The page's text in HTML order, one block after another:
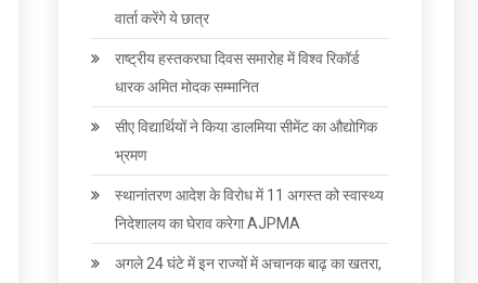
वार्ता करेंगे ये छात्र
राष्ट्रीय हस्तकरघा दिवस समारोह में विश्व रिकॉर्ड
धारक अमित मोदक सम्मानित
सीए विद्यार्थियों ने किया डालमिया सीमेंट का औद्योगिक
भ्रमण
स्थानांतरण आदेश के विरोध में 11 अगस्त को स्वास्थ्य
निदेशालय का घेराव करेगा AJPMA
अगले 24 घंटे में इन राज्‍यों में अचानक बाढ़ का खतरा,